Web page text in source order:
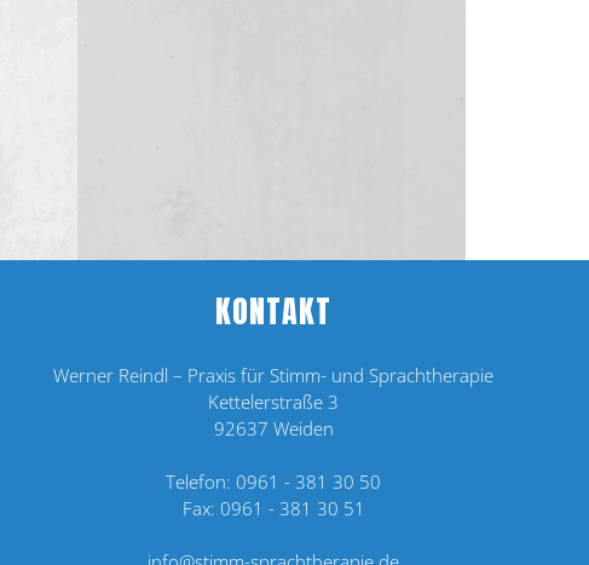
KONTAKT
Werner Reindl – Praxis für Stimm- und Sprachtherapie
Kettelerstraße 3
92637 Weiden
Telefon:0961 - 381 30 50
Fax: 0961 - 381 30 51